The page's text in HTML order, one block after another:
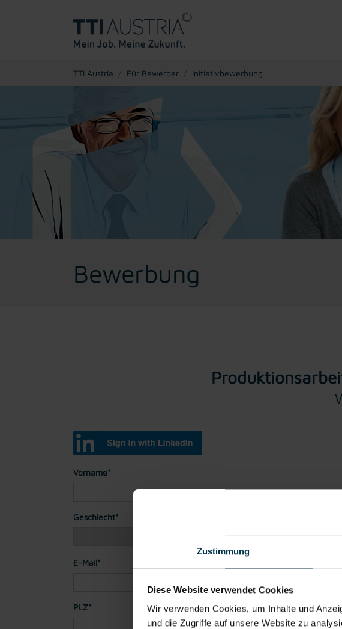
Zustimmung
Diese Website verwendet Cookies
Wir verwenden Cookies, um Inhalte und
und die Zugriffe auf unsere Website zu
TTI Austria Für Bewerber Initiativbewerbung
Bewerbung
Vorname*
Geschlecht*
E-Mail*
PLZ* Stadt*